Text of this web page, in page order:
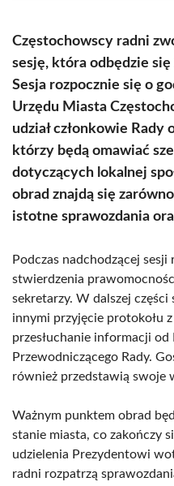
Częstochowscy radni
sesję, która odbędzie
Sesja rozpocznie się o
Urzędu Miasta
udział członkowie Rady
którzy będą omawiać
dotyczących lokalnej
obrad znajdą się
istotne sprawozdania
Podczas nadchodzącej sesji
stwierdzenia
sekretarzy. W dalszej
innymi przyjęcie protokołu
przesłuchanie informacji
Przewodniczącego Rady.
również przedstawią swoje
Ważnym punktem obrad
stanie miasta, co zakończy
udzielenia Prezydentowi
radni rozpatrzą